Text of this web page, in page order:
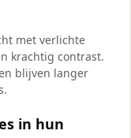
met verlichte
krachtig contrast.
blijven langer
in hun